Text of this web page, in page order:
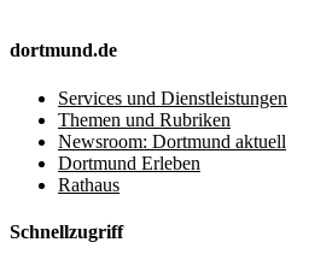
dortmund.de
Services und Dienstleistungen
Themen und Rubriken
Newsroom: Dortmund aktuell
Dortmund Erleben
Rathaus
Schnellzugriff